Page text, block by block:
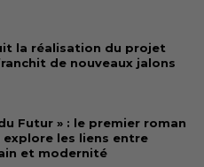
la réalisation du projet
de nouveaux jalons
Futur » : le premier roman
explore les liens entre
et modernité